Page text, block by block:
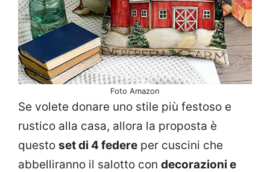
Foto Amazon
Se volete donare uno stile più festoso e
rustico alla casa, allora la proposta è
questo set di 4 federe per cuscini che
abbelliranno il salotto con decorazioni e